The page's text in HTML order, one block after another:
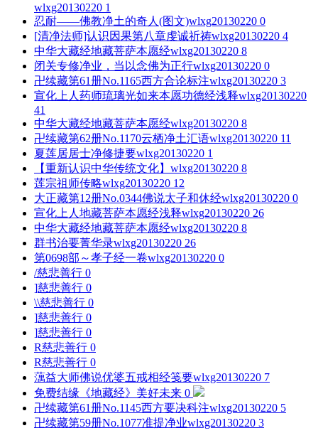
wlxg20130220 1
忍耐——佛教净土的奇人(图文)wlxg20130220 0
[清净法师]认识因果第八章虔诚祈祷wlxg20130220 4
中华大藏经地藏菩萨本愿经wlxg20130220 8
闭关专修净业，当以念佛为正行wlxg20130220 0
卍续藏第61册No.1165西方合论标注wlxg20130220 3
宣化上人药师琉璃光如来本愿功德经浅释wlxg20130220
41
中华大藏经地藏菩萨本愿经wlxg20130220 8
卍续藏第62册No.1170云栖净土汇语wlxg20130220 11
夏莲居居士净修捷要wlxg20130220 1
【重新认识中华传统文化】 wlxg20130220 8
莲宗祖师传略wlxg20130220 12
大正藏第12册No.0344佛说太子和休经wlxg20130220 0
宣化上人地藏菩萨本愿经浅释wlxg20130220 26
中华大藏经地藏菩萨本愿经wlxg20130220 8
群书治要菁华录wlxg20130220 26
第0698部～孝子经一卷wlxg20130220 0
/慈悲善行 0
]慈悲善行 0
\\慈悲善行 0
]慈悲善行 0
]慈悲善行 0
R慈悲善行 0
R慈悲善行 0
蕅益大师佛说优婆五戒相经笺要wlxg20130220 7
免费结缘《地藏经》 美好未来 0
卍续藏第61册No.1145西方要决科注wlxg20130220 5
卍续藏第59册No.1077准提净业wlxg20130220 3